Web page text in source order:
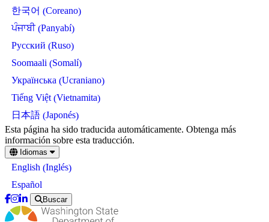
한국어 (Coreano)
ਪੰਜਾਬੀ(Panyabí)
Русский (Ruso)
Soomaali (Somalí)
Українська (Ucraniano)
Tiếng Việt(Vietnamita)
日本語 (Japonés)
Skip
to
main
content
Esta página ha sido traducida automáticamente. Obtenga más
información sobre esta traducción.
Idiomas
English (Inglés)
Español
Buscar